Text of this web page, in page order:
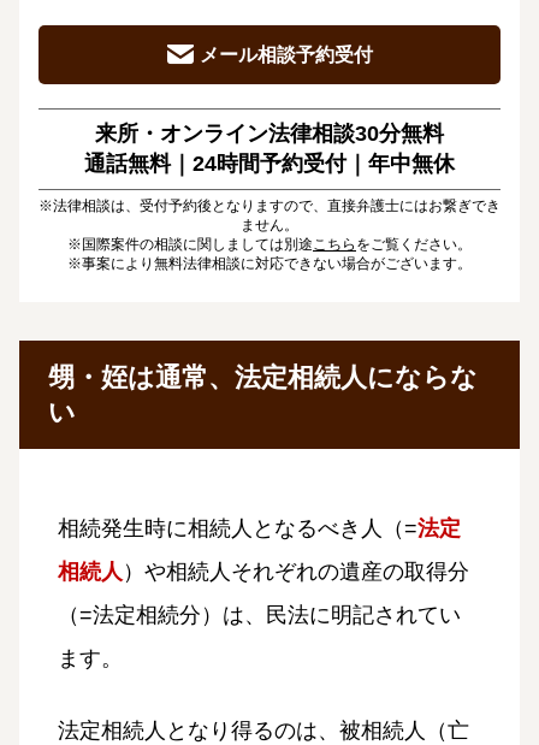
メール相談予約受付
来所・オンライン法律相談30分無料
通話無料｜24時間予約受付｜ 年中無休
※法律相談は、受付予約後となりますので、直接弁護士にはお繋ぎでき
ません。
※国際案件の相談に関しましては別途 こちら をご覧ください。
※事案により無料法律相談に対応できない場合がございます。
甥・姪は通常、法定相続人にならな
い
相続発生時に相続人となるべき人（=法定
相続人 ）や相続人それぞれの遺産の取得分
（=法定相続分）は、民法に明記されてい
ます。
法定相続人となり得るのは、被相続人（亡